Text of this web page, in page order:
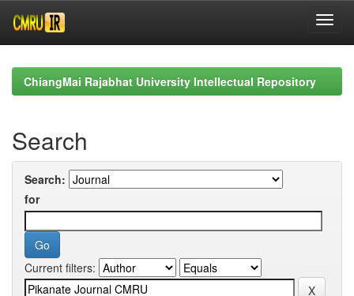
navigationChiangMai Rajabhat University Intellectual Repository
Search
Search:
for
Current filters: